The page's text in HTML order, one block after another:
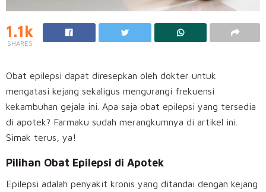
1.1k
SHARES
Obat epilepsi dapat diresepkan oleh dokter untuk
mengatasi kejang sekaligus mengurangi frekuensi
kekambuhan gejala ini. Apa saja obat epilepsi yang tersedia
di apotek? Farmaku sudah merangkumnya di artikel ini.
Simak terus, ya!
Pilihan Obat Epilepsi di Apotek
Epilepsi adalah penyakit kronis yang ditandai dengan kejang